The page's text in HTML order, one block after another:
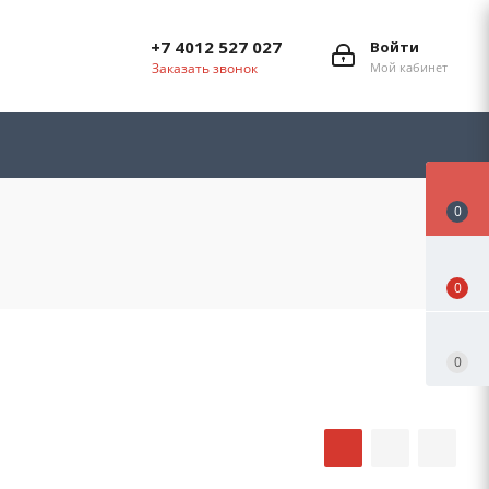
Войти
Мой кабинет
+7 4012 527 027
Заказать звонок
0
0
0